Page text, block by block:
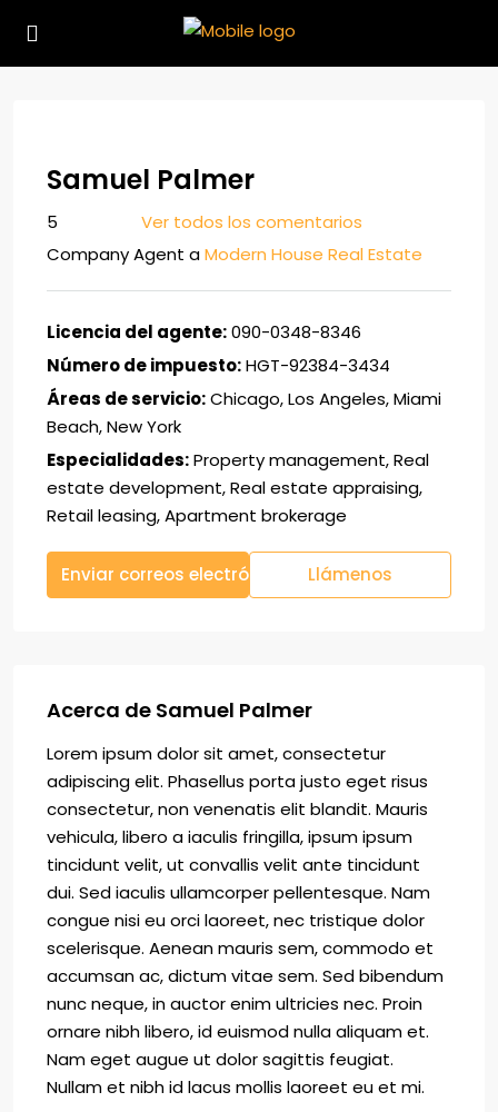
Samuel Palmer
5
Ver todos los comentarios
Company Agent aModern House Real Estate
Licencia del agente:090-0348-8346
Número de impuesto:HGT-92384-3434
Áreas de servicio:Chicago, Los Angeles, Miami
Beach, New York
Especialidades:Property management, Real
estate development, Real estate appraising,
Retail leasing, Apartment brokerage
Enviar correos electrónicos Llámenos
Acerca de Samuel Palmer
Lorem ipsum dolor sit amet, consectetur
adipiscing elit. Phasellus porta justo eget risus
consectetur, non venenatis elit blandit. Mauris
vehicula, libero a iaculis fringilla, ipsum ipsum
tincidunt velit, ut convallis velit ante tincidunt
dui. Sed iaculis ullamcorper pellentesque. Nam
congue nisi eu orci laoreet, nec tristique dolor
scelerisque. Aenean mauris sem, commodo et
accumsan ac, dictum vitae sem. Sed bibendum
nunc neque, in auctor enim ultricies nec. Proin
ornare nibh libero, id euismod nulla aliquam et.
Nam eget augue ut dolor sagittis feugiat.
Nullam et nibh id lacus mollis laoreet eu et mi.